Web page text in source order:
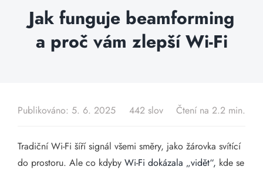
Internet
Balíčky internetu
Televize
Blog
Kontakt
Jak funguje beamforming
a proč vám zlepší Wi-Fi
Publikováno: 5. 6. 2025 442 slov Čtení na 2.2 min.
Tradiční Wi-Fi šíří signál všemi směry, jako žárovka svítící
do prostoru. Ale co kdyby Wi-Fi dokázala „vidět“, kde se